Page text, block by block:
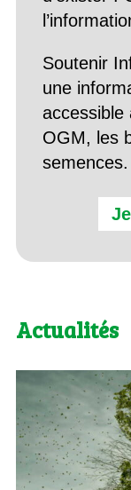
Soutenir
une
accessible
OGM, les
semences.
Actualités